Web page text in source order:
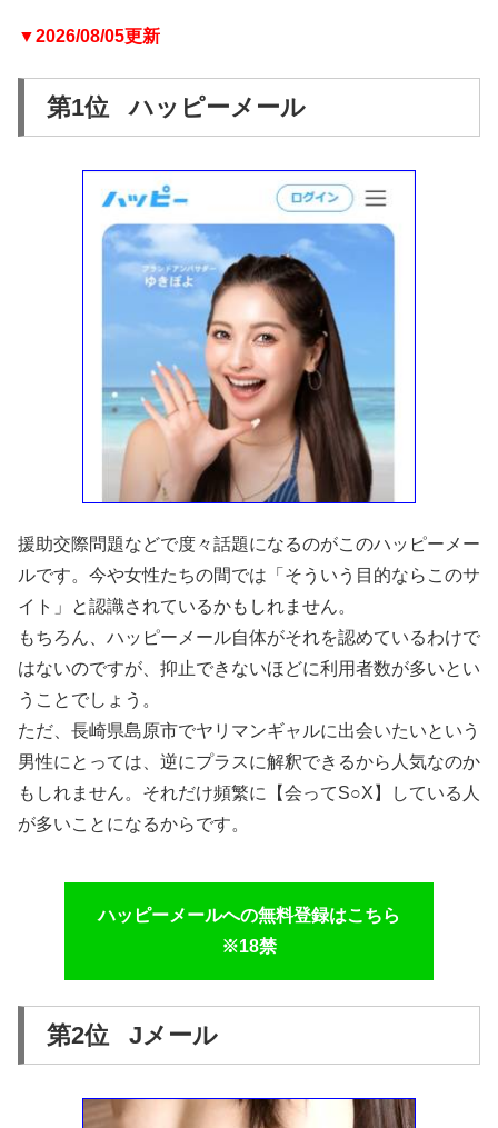
▼2026/08/05更新
第1位 ハッピーメール
援助交際問題などで度々話題になるのがこのハッピーメー
ルです。今や女性たちの間では「そういう目的ならこのサ
イト」と認識されているかもしれません。
もちろん、ハッピーメール自体がそれを認めているわけで
はないのですが、抑止できないほどに利用者数が多いとい
うことでしょう。
ただ、長崎県島原市でヤリマンギャルに出会いたいという
男性にとっては、逆にプラスに解釈できるから人気なのか
もしれません。それだけ頻繁に【会ってS○X】している人
が多いことになるからです。
ハッピーメールへの無料登録はこちら
※18禁
第2位 Jメール